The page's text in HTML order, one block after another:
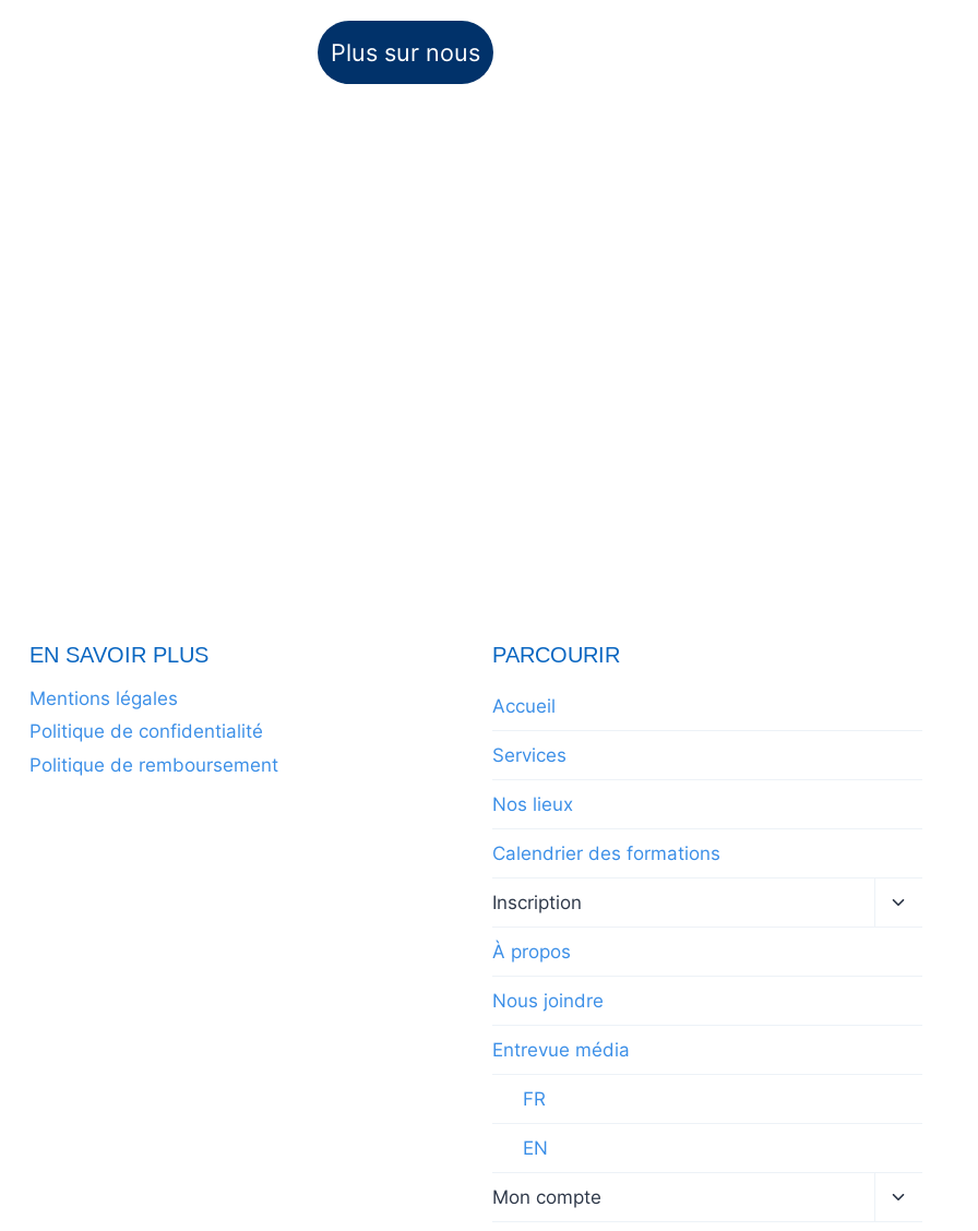
Plus sur nous
EN SAVOIR PLUS
Mentions légales
Politique de confidentialité
Politique de remboursement
PARCOURIR
Accueil
Services
Nos lieux
Calendrier des formations
Inscription
Ouvrir/
À propos
Nous joindre
Entrevue média
FR
EN
Mon compte
Ouvrir/